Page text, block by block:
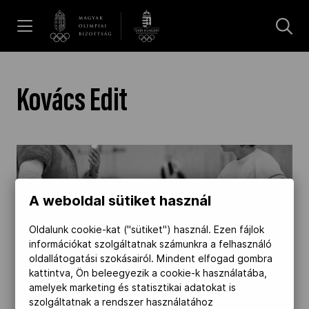
Dakar 2026
Los Angeles 2028
MOB
Kovács Edit
Három olimpia, három bronz – Kovács Edit 70
éves" />
2024.06.03.
Három olimpia, három bronz – Kovács Edit 70
éves
Június 9-én lett 70 esztendős Kovács Edit
A weboldal sütiket használ
Oldalunk cookie-kat ("sütiket") használ. Ezen fájlok
információkat szolgáltatnak számunkra a felhasználó
oldallátogatási szokásairól. Mindent elfogad gombra
kattintva, Ön beleegyezik a cookie-k használatába,
amelyek marketing és statisztikai adatokat is
szolgáltatnak a rendszer használatához